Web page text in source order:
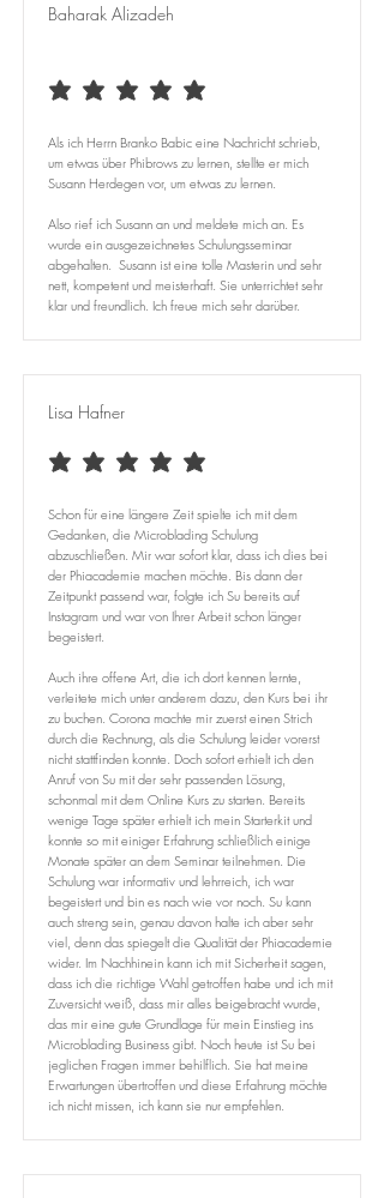
Baharak Alizadeh
durchschnittliches Rating ist 5 von 5
Als ich Herrn Branko Babic eine Nachricht schrieb,
um etwas über Phibrows zu lernen, stellte er mich
Susann Herdegen vor, um etwas zu lernen.
Also rief ich Susann an und meldete mich an. Es
wurde ein ausgezeichnetes Schulungsseminar
abgehalten. Susann ist eine tolle Masterin und sehr
nett, kompetent und meisterhaft. Sie unterrichtet sehr
klar und freundlich. Ich freue mich sehr darüber.
Lisa Hafner
durchschnittliches Rating ist 5 von 5
Schon für eine längere Zeit spielte ich mit dem
Gedanken, die Microblading Schulung
abzuschließen. Mir war sofort klar, dass ich dies bei
der Phiacademie machen möchte. Bis dann der
Zeitpunkt passend war, folgte ich Su bereits auf
Instagram und war von Ihrer Arbeit schon länger
begeistert.
Auch ihre offene Art, die ich dort kennen lernte,
verleitete mich unter anderem dazu, den Kurs bei ihr
zu buchen. Corona machte mir zuerst einen Strich
durch die Rechnung, als die Schulung leider vorerst
nicht stattfinden konnte. Doch sofort erhielt ich den
Anruf von Su mit der sehr passenden Lösung,
schonmal mit dem Online Kurs zu starten. Bereits
wenige Tage später erhielt ich mein Starterkit und
konnte so mit einiger Erfahrung schließlich einige
Monate später an dem Seminar teilnehmen. Die
Schulung war informativ und lehrreich, ich war
begeistert und bin es nach wie vor noch. Su kann
auch streng sein, genau davon halte ich aber sehr
viel, denn das spiegelt die Qualität der Phiacademie
wider. Im Nachhinein kann ich mit Sicherheit sagen,
dass ich die richtige Wahl getroffen habe und ich mit
Zuversicht weiß, dass mir alles beigebracht wurde,
das mir eine gute Grundlage für mein Einstieg ins
Microblading Business gibt. Noch heute ist Su bei
jeglichen Fragen immer behilflich. Sie hat meine
Erwartungen übertroffen und diese Erfahrung möchte
ich nicht missen, ich kann sie nur empfehlen.